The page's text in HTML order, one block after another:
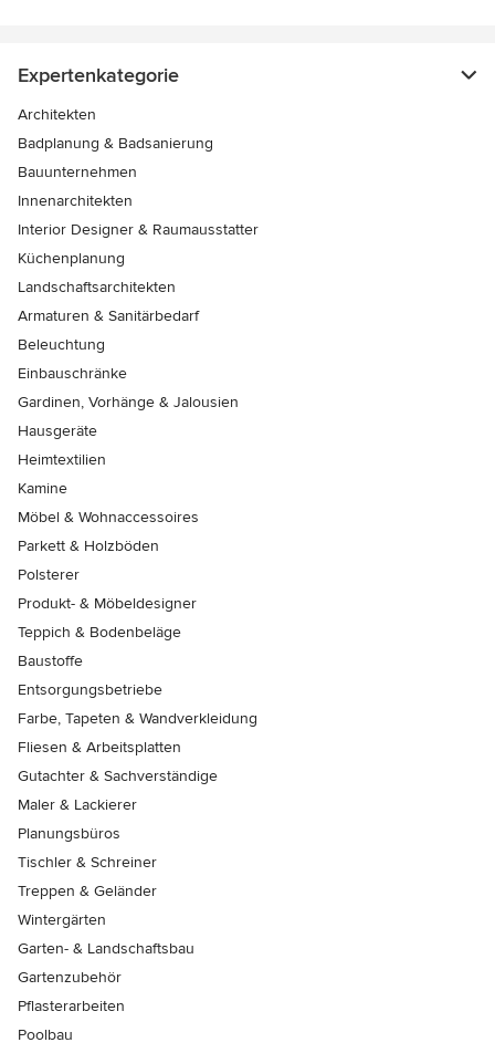
Expertenkategorie
Architekten
Badplanung & Badsanierung
Bauunternehmen
Innenarchitekten
Interior Designer & Raumausstatter
Küchenplanung
Landschaftsarchitekten
Armaturen & Sanitärbedarf
Beleuchtung
Einbauschränke
Gardinen, Vorhänge & Jalousien
Hausgeräte
Heimtextilien
Kamine
Möbel & Wohnaccessoires
Parkett & Holzböden
Polsterer
Produkt- & Möbeldesigner
Teppich & Bodenbeläge
Baustoffe
Entsorgungsbetriebe
Farbe, Tapeten & Wandverkleidung
Fliesen & Arbeitsplatten
Gutachter & Sachverständige
Maler & Lackierer
Planungsbüros
Tischler & Schreiner
Treppen & Geländer
Wintergärten
Garten- & Landschaftsbau
Gartenzubehör
Pflasterarbeiten
Poolbau